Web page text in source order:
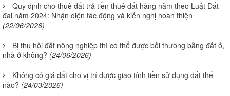
Quy định cho thuê đất trả tiền thuê đất hàng năm theo Luật Đất
đai năm 2024: Nhận diện tác động và kiến nghị hoàn thiện
(22/06/2026)
Bị thu hồi đất nông nghiệp thì có thể được bồi thường bằng đất ở,
nhà ở không? (24/06/2026)
Không có giá đất cho vị trí được giao tính tiền sử dụng đất thế
nào? (24/03/2026)